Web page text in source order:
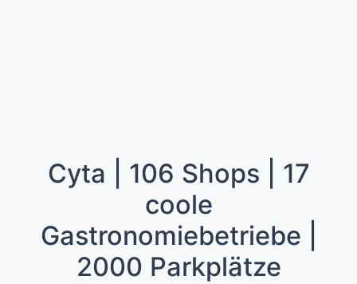
Cyta | 106 Shops | 17
coole
Gastronomiebetriebe |
2000 Parkplätze